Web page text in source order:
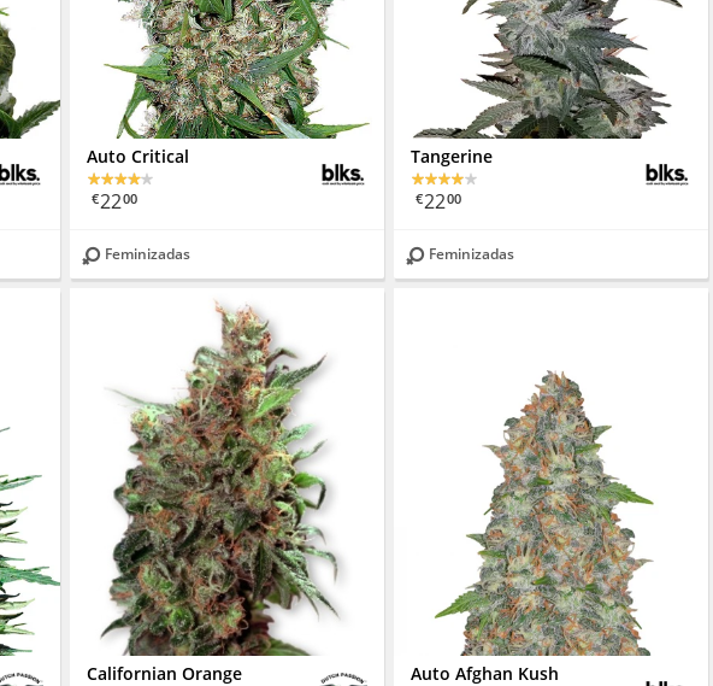
Auto Critical
€2200
Feminizadas
Tangerine
€2200
Feminizadas
Californian Orange Auto Afghan Kush